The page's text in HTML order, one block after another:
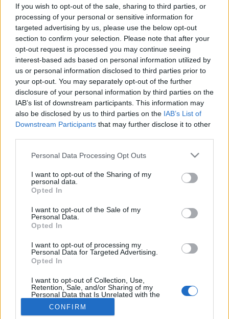
If you wish to opt-out of the sale, sharing to third parties, or
processing of your personal or sensitive information for
targeted advertising by us, please use the below opt-out
section to confirm your selection. Please note that after your
opt-out request is processed you may continue seeing
interest-based ads based on personal information utilized by
us or personal information disclosed to third parties prior to
your opt-out. You may separately opt-out of the further
disclosure of your personal information by third parties on the
IAB’s list of downstream participants. This information may
also be disclosed by us to third parties on the IAB’s List of
Downstream Participants that may further disclose it to other
Please note that this website/app uses one or more Google
not limited to your visit or usage behaviour. You may click to
grant or deny consent to Google and its third-party tags to
use your data for below specified purposes in below Google
consent section.
Personal Data Processing Opt Outs
I want to opt-out of the Sharing of my
personal data.
Opted In
I want to opt-out of the Sale of my
Personal Data.
Opted In
I want to opt-out of processing my
Personal Data for Targeted Advertising.
Opted In
I want to opt-out of Collection, Use,
Retention, Sale, and/or Sharing of my
Personal Data that Is Unrelated with the
Purposes for which it was collected.
Opted Out
CONFIRM
2026. április 13. 06:14
Megosztás
Küldés